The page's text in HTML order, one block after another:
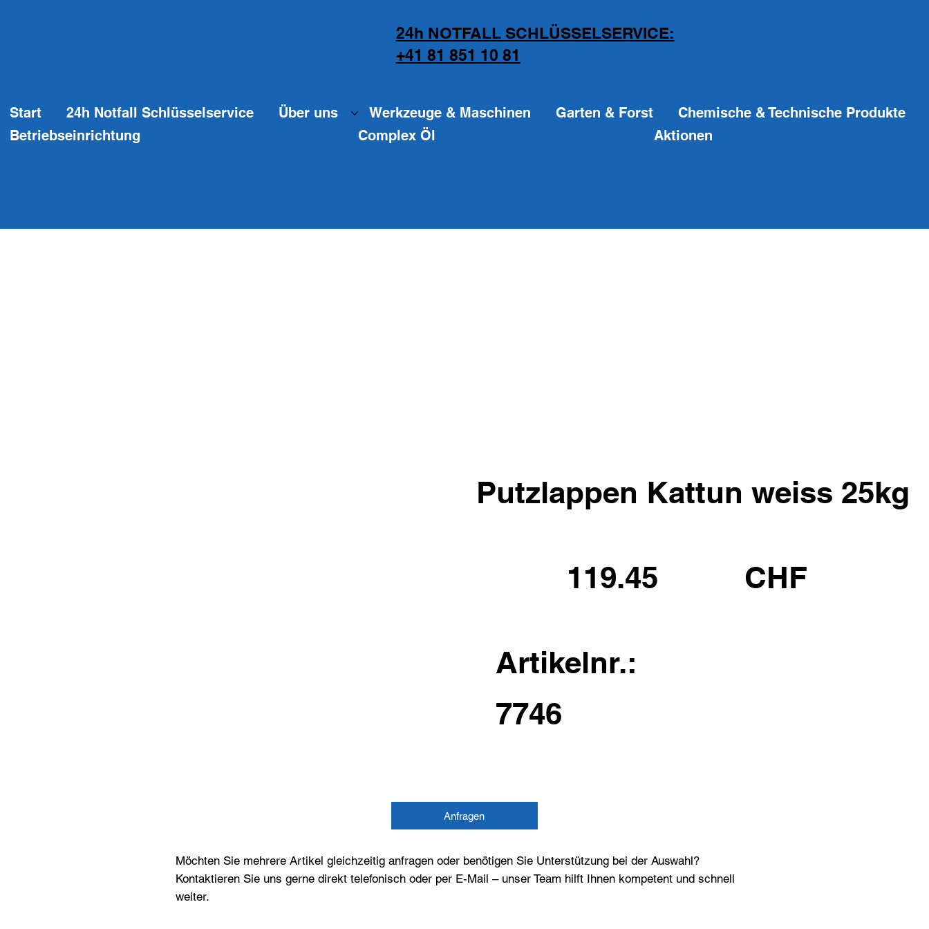
24h NOTFALL SCHLÜSSELSERVICE:
+41 81 851 10 81
Start 24h Notfall Schlüsselservice Über uns Werkzeuge & Maschinen Garten & Forst
Chemische & Technische Produkte
Betriebseinrichtung
Complex Öl Aktionen
Putzlappen Kattun weiss 25kg
119.45 CHF
Artikelnr.:
7746
Anfragen
Möchten Sie mehrere Artikel gleichzeitig anfragen oder benötigen Sie Unterstützung bei der Auswahl?
Kontaktieren Sie uns gerne direkt telefonisch oder per E-Mail – unser Team hilft Ihnen kompetent und schnell
weiter.